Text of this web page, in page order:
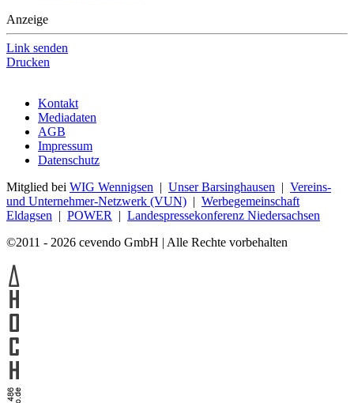
Anzeige
Link senden
Drucken
Kontakt
Mediadaten
AGB
Impressum
Datenschutz
Mitglied bei WIG Wennigsen | Unser Barsinghausen | Vereins-
und Unternehmer-Netzwerk (VUN) | Werbegemeinschaft
Eldagsen | POWER | Landespressekonferenz Niedersachsen
©2011 - 2026 cevendo GmbH | Alle Rechte vorbehalten